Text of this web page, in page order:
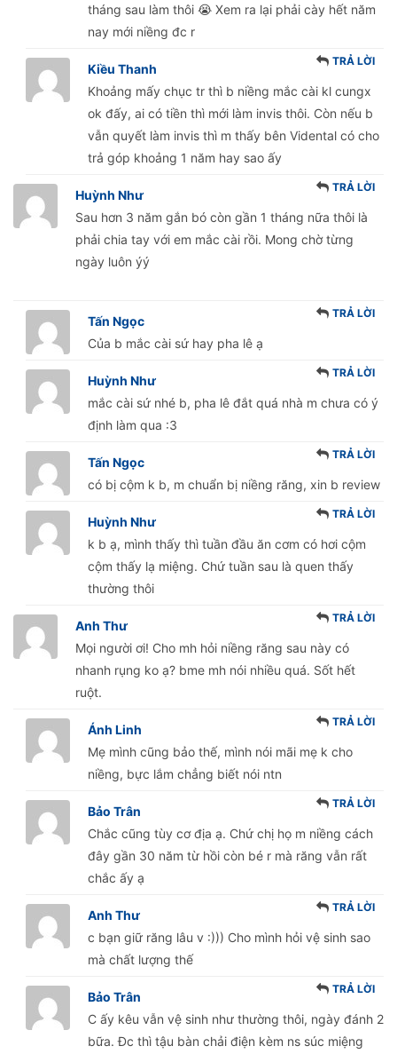
tháng sau làm thôi 😭 Xem ra lại phải cày hết năm
nay mới niềng đc r
Kiều Thanh
TRẢ LỜI
Khoảng mấy chục tr thì b niềng mắc cài kl cungx
ok đấy, ai có tiền thì mới làm invis thôi. Còn nếu b
vẫn quyết làm invis thì m thấy bên Vidental có cho
trả góp khoảng 1 năm hay sao ấy
Huỳnh Như
TRẢ LỜI
Sau hơn 3 năm gắn bó còn gần 1 tháng nữa thôi là
phải chia tay với em mắc cài rồi. Mong chờ từng
ngày luôn ýý
Tấn Ngọc
TRẢ LỜI
Của b mắc cài sứ hay pha lê ạ
Huỳnh Như
TRẢ LỜI
mắc cài sứ nhé b, pha lê đắt quá nhà m chưa có ý
định làm qua :3
Tấn Ngọc
TRẢ LỜI
có bị cộm k b, m chuẩn bị niềng răng, xin b review
Huỳnh Như
TRẢ LỜI
k b ạ, mình thấy thì tuần đầu ăn cơm có hơi cộm
cộm thấy lạ miệng. Chứ tuần sau là quen thấy
thường thôi
Anh Thư
TRẢ LỜI
Mọi người ơi! Cho mh hỏi niềng răng sau này có
nhanh rụng ko ạ? bme mh nói nhiều quá. Sốt hết
ruột.
Ánh Linh
TRẢ LỜI
Mẹ mình cũng bảo thế, mình nói mãi mẹ k cho
niềng, bực lắm chẳng biết nói ntn
Bảo Trân
TRẢ LỜI
Chắc cũng tùy cơ địa ạ. Chứ chị họ m niềng cách
đây gần 30 năm từ hồi còn bé r mà răng vẫn rất
chắc ấy ạ
Anh Thư
TRẢ LỜI
c bạn giữ răng lâu v :))) Cho mình hỏi vệ sinh sao
mà chất lượng thế
Bảo Trân
TRẢ LỜI
C ấy kêu vẫn vệ sinh như thường thôi, ngày đánh 2
bữa. Đc thì tậu bàn chải điện kèm ns súc miệng